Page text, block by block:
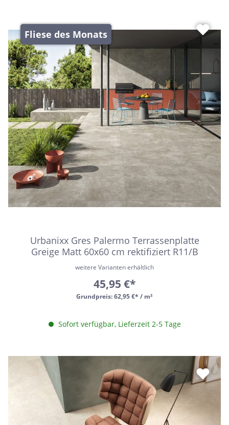
Fliese des Monats
Urbanixx Gres Palermo Terrassenplatte
Greige Matt 60x60 cm rektifiziert R11/B
Grundpreis:62,95 €* / m²
weitere Varianten erhältlich
45,95 €*
Sofort verfügbar, Lieferzeit 2-5 Tage